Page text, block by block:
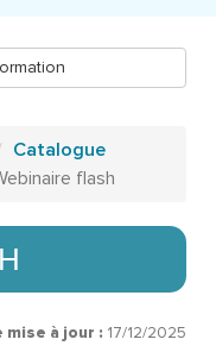
Catalogue
flash
mise à jour : 17/12/2025